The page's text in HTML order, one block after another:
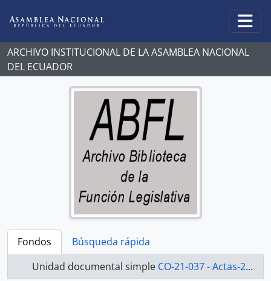
ARCHIVO INSTITUCIONAL DE LA ASAMBLEA NACIONAL
DEL ECUADOR
Fondos
Búsqueda rápida
Unidad documental simple CO-21-037 - Actas-2000-2002